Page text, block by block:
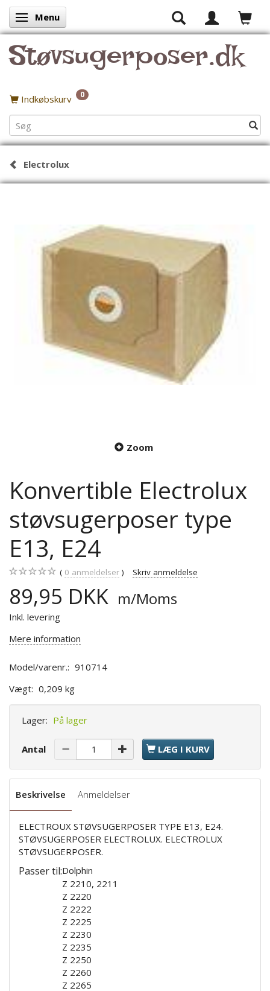
Skifte navigation
Menu
Støvsugerposer.dk
Indkøbskurv 0
Electrolux
Zoom
Konvertible Electrolux
støvsugerposer type
E13, E24
0 anmeldelser Skriv anmeldelse
89,95 DKK m/Moms
Inkl. levering
Mere information
Model/varenr.: 910714
Vægt: 0,209 kg
Lager: På lager
Antal LÆG I KURV
Beskrivelse Anmeldelser
ELECTROUX STØVSUGERPOSER TYPE E13, E24.
STØVSUGERPOSER ELECTROLUX. ELECTROLUX
STØVSUGERPOSER.
Passer til:Dolphin
Z 2210, 2211
Z 2220
Z 2222
Z 2225
Z 2230
Z 2235
Z 2250
Z 2260
Z 2265